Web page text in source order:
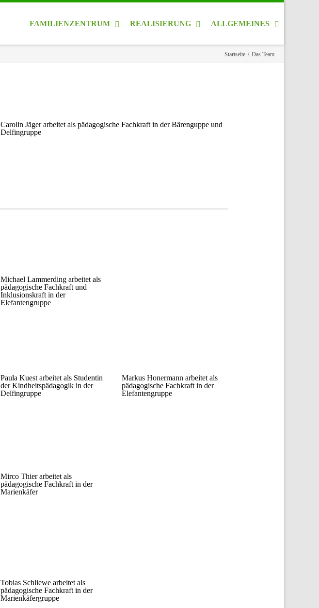
FAMILIENZENTRUM REALISIERUNG ALLGEMEINES
Startseite / Das Team
Carolin Jäger arbeitet als pädagogische Fachkraft in der Bärenguppe und
Delfingruppe
Michael Lammerding arbeitet als
pädagogische Fachkraft und
Inklusionskraft in der
Elefantengruppe
Paula Kuest arbeitet als Studentin
der Kindheitspädagogik in der
Delfingruppe
Markus Honermann arbeitet als
pädagogische Fachkraft in der
Elefantengruppe
Mirco Thier arbeitet als
pädagogische Fachkraft in der
Marienkäfer
Tobias Schliewe arbeitet als
pädagogische Fachkraft in der
Marienkäfergruppe